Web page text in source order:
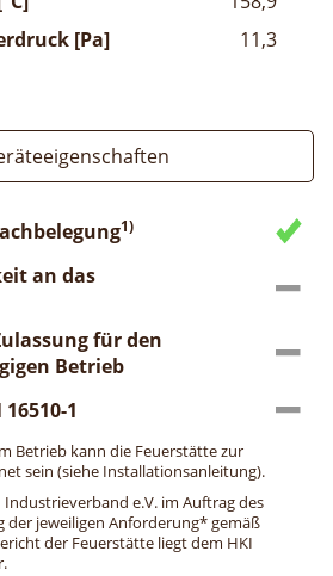
[Pa]
11,3
1)
an das
für den
Betrieb
1
Betrieb kann die Feuerstätte zur
sein (siehe Installationsanleitung).
e.V. im Auftrag des
der jeweiligen Anforderung* gemäß
der Feuerstätte liegt dem HKI